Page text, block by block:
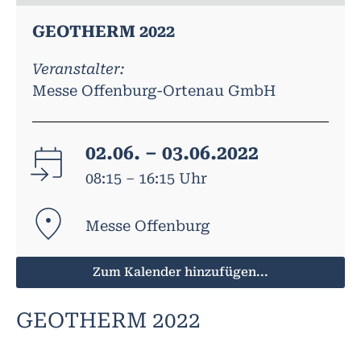
GEOTHERM 2022
Veranstalter:
Messe Offenburg-Ortenau GmbH
02.06. – 03.06.2022
08:15 – 16:15 Uhr
Messe Offenburg
Zum Kalender hinzufügen...
GEOTHERM 2022